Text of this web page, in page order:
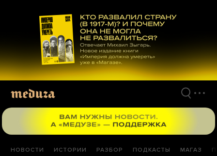
материалам
НОВОСТИ ИСТОРИИ РАЗБОР ПОДКАСТЫ МАГАЗ